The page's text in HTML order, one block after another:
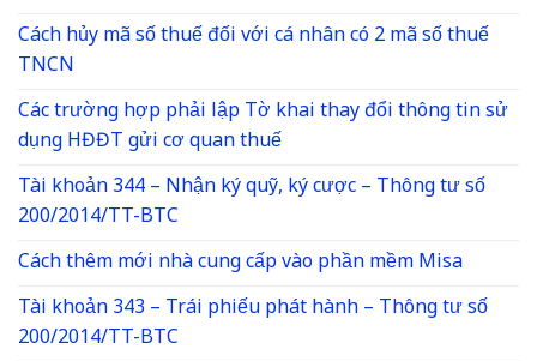
Cách hủy mã số thuế đối với cá nhân có 2 mã số thuế
TNCN
Các trường hợp phải lập Tờ khai thay đổi thông tin sử
dụng HĐĐT gửi cơ quan thuế
Tài khoản 344 – Nhận ký quỹ, ký cược – Thông tư số
200/2014/TT-BTC
Cách thêm mới nhà cung cấp vào phần mềm Misa
Tài khoản 343 – Trái phiếu phát hành – Thông tư số
200/2014/TT-BTC